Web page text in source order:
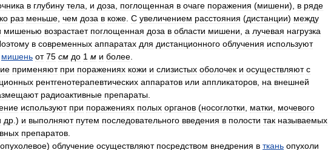
в глубину тела и доза поглощенная в очаге поражения (мишени), в ряде
раз меньше чем доза в коже С увеличением расстояния (дистанции) между
мишенью возрастает поглощенная доза в области мишени а лучевая нагрузка
в современных аппаратах для дистанционного облучения используют
мишень от 75 см до 1 м и более
применяют при поражениях кожи и слизистых оболочек и осуществляют с
рентгенотерапевтических аппаратов или аппликаторов на внешней
радиоактивные препараты
используют при поражениях полых органов (носоглотки матки
мочевого
др .) и выполняют путем последовательного введения в полости так называемых
препаратов
) облучение осуществляют посредством внедрения в ткань опухоли